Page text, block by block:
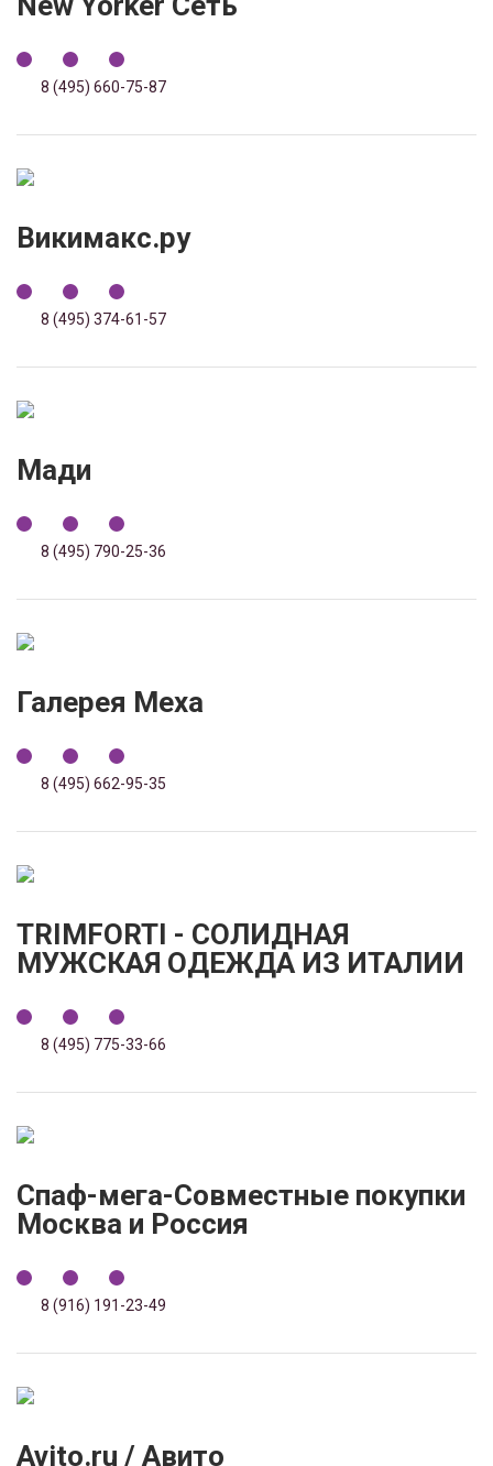
8 (495) 660-75-87
Викимакс.ру
8 (495) 374-61-57
Мади
8 (495) 790-25-36
Галерея Меха
8 (495) 662-95-35
TRIMFORTI - СОЛИДНАЯ
МУЖСКАЯ ОДЕЖДА ИЗ ИТАЛИИ
8 (495) 775-33-66
Спаф-мега-Совместные покупки
Москва и Россия
8 (916) 191-23-49
Avito.ru / Авито